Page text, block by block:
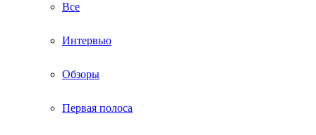
Все
Интервью
Обзоры
Первая полоса